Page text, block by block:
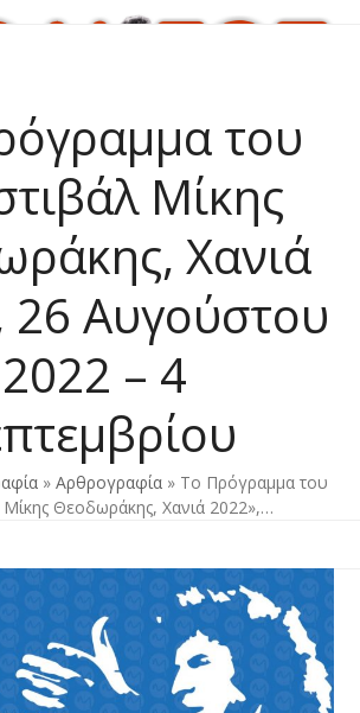
του
Μίκης
Χανιά
26 Αυγούστου
2022 – 4
» Αρθρογραφία » Το Πρόγραμμα του
Μίκης Θεοδωράκης, Χανιά 2022»,…